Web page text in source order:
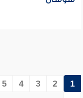
1
2
3
4
5